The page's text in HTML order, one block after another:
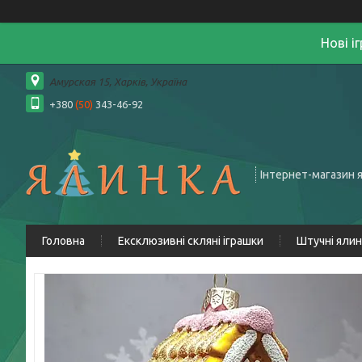
Нові
Амурская 15, Харків, Україна
+380 (50) 343-46-92
Інтернет-магазин
Головна Ексклюзивні скляні іграшки Штучні